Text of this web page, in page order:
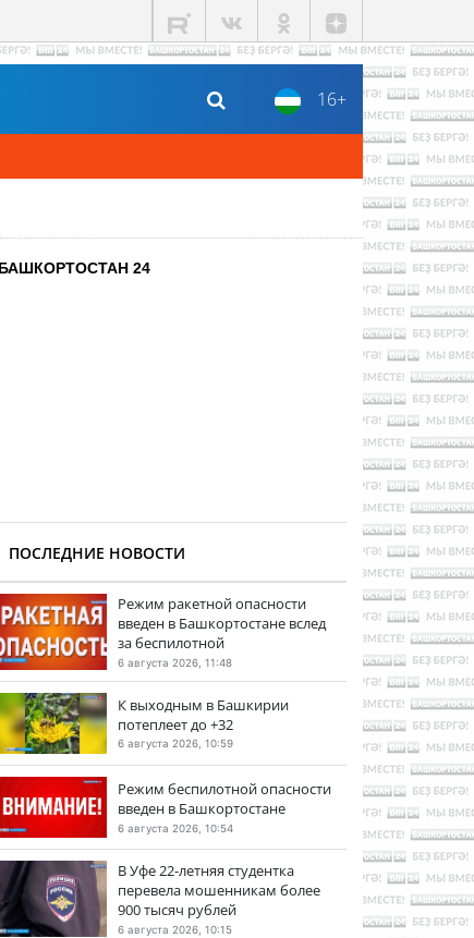
16+
БАШКОРТОСТАН 24
ПОСЛЕДНИЕ НОВОСТИ
Режим ракетной опасности
введен в Башкортостане вслед
за беспилотной
6 августа 2026, 11:48
К выходным в Башкирии
потеплеет до +32
6 августа 2026, 10:59
Режим беспилотной опасности
введен в Башкортостане
6 августа 2026, 10:54
В Уфе 22-летняя студентка
перевела мошенникам более
900 тысяч рублей
6 августа 2026, 10:15